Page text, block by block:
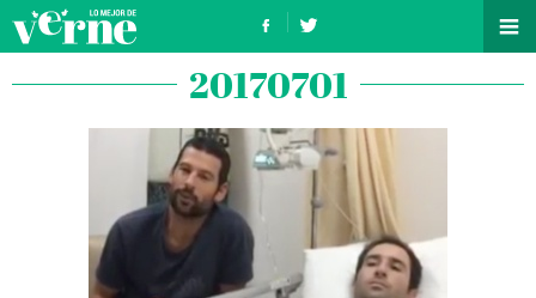
20170701